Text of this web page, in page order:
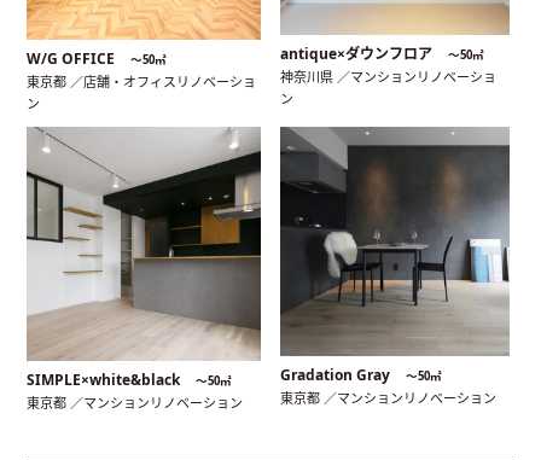
W/G OFFICE 〜50㎡
東京都 ／店舗・オフィスリノベーショ
ン
antique×ダウンフロア 〜50㎡
神奈川県 ／マンションリノベーショ
ン
SIMPLE×white&black 〜50㎡
東京都 ／マンションリノベーション
Gradation Gray 〜50㎡
東京都 ／マンションリノベーション